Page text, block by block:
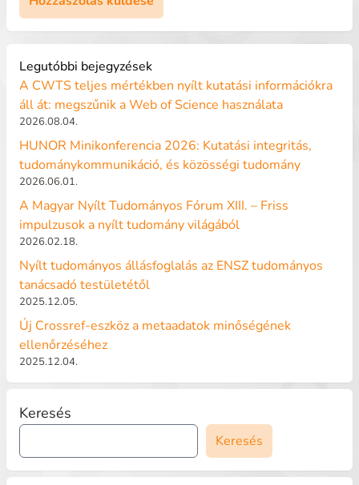
Legutóbbi bejegyzések
A CWTS teljes mértékben nyílt kutatási információkra
áll át: megszűnik a Web of Science használata
2026.08.04.
HUNOR Minikonferencia 2026: Kutatási integritás,
tudománykommunikáció, és közösségi tudomány
2026.06.01.
A Magyar Nyílt Tudományos Fórum XIII. – Friss
impulzusok a nyílt tudomány világából
2026.02.18.
Nyílt tudományos állásfoglalás az ENSZ tudományos
tanácsadó testületétől
2025.12.05.
Új Crossref-eszköz a metaadatok minőségének
ellenőrzéséhez
2025.12.04.
Keresés
Keresés